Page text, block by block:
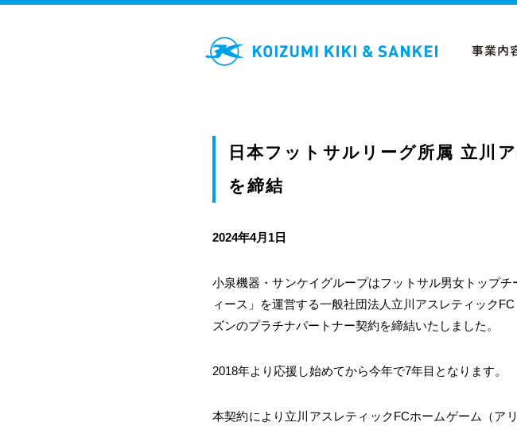
日本フットサルリーグ所属 立川
を締結
2024年4月1日
小泉機器・サンケイグループはフットサル男女トップ
ィース」を運営する一般社団法人立川アスレティック
ズンのプラチナパートナー契約を締結いたしました。
2018年より応援し始めてから今年で7年目となります。
本契約により立川アスレティックFCホームゲーム（ア